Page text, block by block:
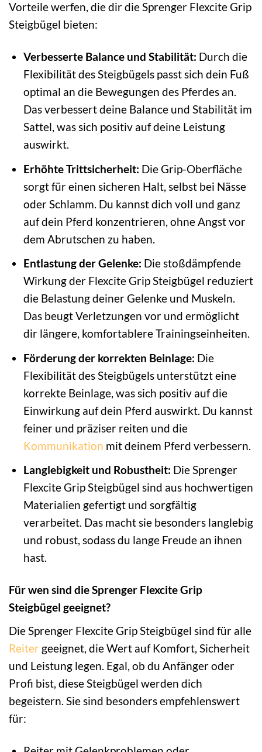
Vorteile werfen, die dir die Sprenger Flexcite Grip
Steigbügel bieten:
Verbesserte Balance und Stabilität: Durch die
Flexibilität des Steigbügels passt sich dein Fuß
optimal an die Bewegungen des Pferdes an.
Das verbessert deine Balance und Stabilität im
Sattel, was sich positiv auf deine Leistung
auswirkt.
Erhöhte Trittsicherheit: Die Grip-Oberfläche
sorgt für einen sicheren Halt, selbst bei Nässe
oder Schlamm. Du kannst dich voll und ganz
auf dein Pferd konzentrieren, ohne Angst vor
dem Abrutschen zu haben.
Entlastung der Gelenke: Die stoßdämpfende
Wirkung der Flexcite Grip Steigbügel reduziert
die Belastung deiner Gelenke und Muskeln.
Das beugt Verletzungen vor und ermöglicht
dir längere, komfortablere Trainingseinheiten.
Förderung der korrekten Beinlage: Die
Flexibilität des Steigbügels unterstützt eine
korrekte Beinlage, was sich positiv auf die
Einwirkung auf dein Pferd auswirkt. Du kannst
feiner und präziser reiten und die
Kommunikation mit deinem Pferd verbessern.
Langlebigkeit und Robustheit: Die Sprenger
Flexcite Grip Steigbügel sind aus hochwertigen
Materialien gefertigt und sorgfältig
verarbeitet. Das macht sie besonders langlebig
und robust, sodass du lange Freude an ihnen
hast.
Für wen sind die Sprenger Flexcite Grip
Steigbügel geeignet?
Die Sprenger Flexcite Grip Steigbügel sind für alle
Reiter geeignet, die Wert auf Komfort, Sicherheit
und Leistung legen. Egal, ob du Anfänger oder
Profi bist, diese Steigbügel werden dich
begeistern. Sie sind besonders empfehlenswert
für: